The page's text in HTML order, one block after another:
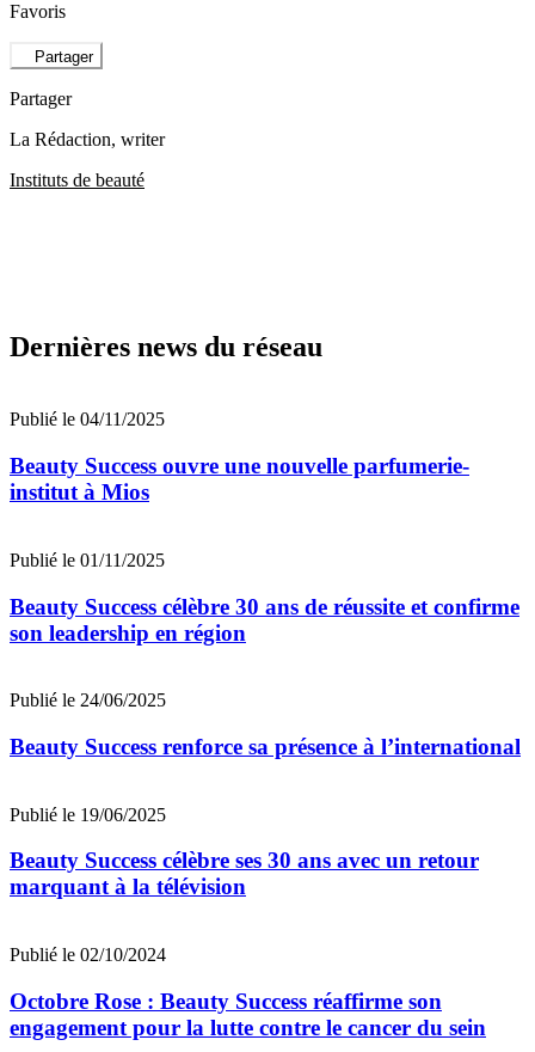
Favoris
Partager
Partager
La Rédaction, writer
Instituts de beauté
Dernières news du réseau
Publié le 04/11/2025
Beauty Success ouvre une nouvelle parfumerie-
institut à Mios
Publié le 01/11/2025
Beauty Success célèbre 30 ans de réussite et confirme
son leadership en région
Publié le 24/06/2025
Beauty Success renforce sa présence à l’international
Publié le 19/06/2025
Beauty Success célèbre ses 30 ans avec un retour
marquant à la télévision
Publié le 02/10/2024
Octobre Rose : Beauty Success réaffirme son
engagement pour la lutte contre le cancer du sein